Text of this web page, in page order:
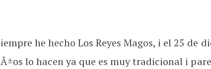
he hecho Los Reyes Magos, i el 25 de
lo hacen ya que es muy tradicional i